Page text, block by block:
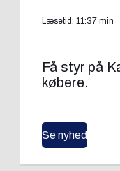
Læsetid: 11:37 min
Få styr på
købere.
Se nyhed